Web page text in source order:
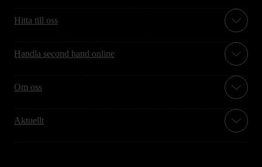
Hitta till oss
Handla second hand online
Om oss
Aktuellt